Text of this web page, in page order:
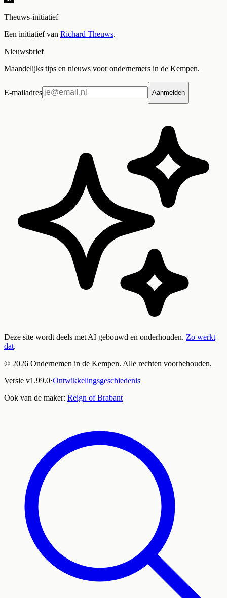
Theuws-initiatief
Een initiatief van Richard Theuws.
Nieuwsbrief
Maandelijks tips en nieuws voor ondernemers in de Kempen.
E-mailadres Aanmelden
Deze site wordt deels met AI gebouwd en onderhouden. Zo werkt
dat.
© 2026 Ondernemen in de Kempen. Alle rechten voorbehouden.
Versie v1.99.0·Ontwikkelingsgeschiedenis
Ook van de maker: Reign of Brabant